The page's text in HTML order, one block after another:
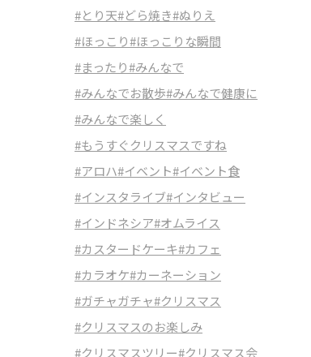
#とり天#どら焼き#ぬりえ
#ほっこり#ほっこりな瞬間
#まったり#みんなで
#みんなでお散歩#みんなで健康に
#みんなで楽しく
#もうすぐクリスマスですね
#アロハ#イベント#イベント食
#インスタライブ#インタビュー
#インドネシア#オムライス
#カスタードケーキ#カフェ
#カラオケ#カーネーション
#ガチャガチャ#クリスマス
#クリスマスのお楽しみ
#クリスマスツリー#クリスマス会